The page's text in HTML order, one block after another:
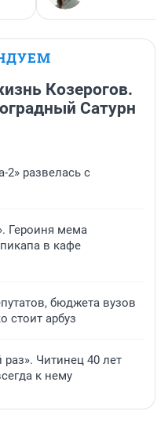
Козерогов.
Сатурн
2» развелась с
Героиня мема
в кафе
бюджета вузов
стоит арбуз
Читинец 40 лет
к нему